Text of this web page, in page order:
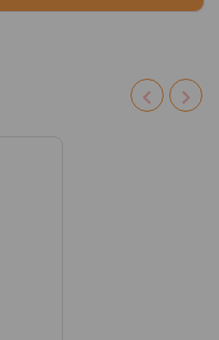
chevron_right
chevron_left